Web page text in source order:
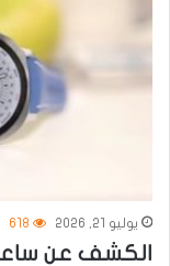
يوليو 21, 2026 618